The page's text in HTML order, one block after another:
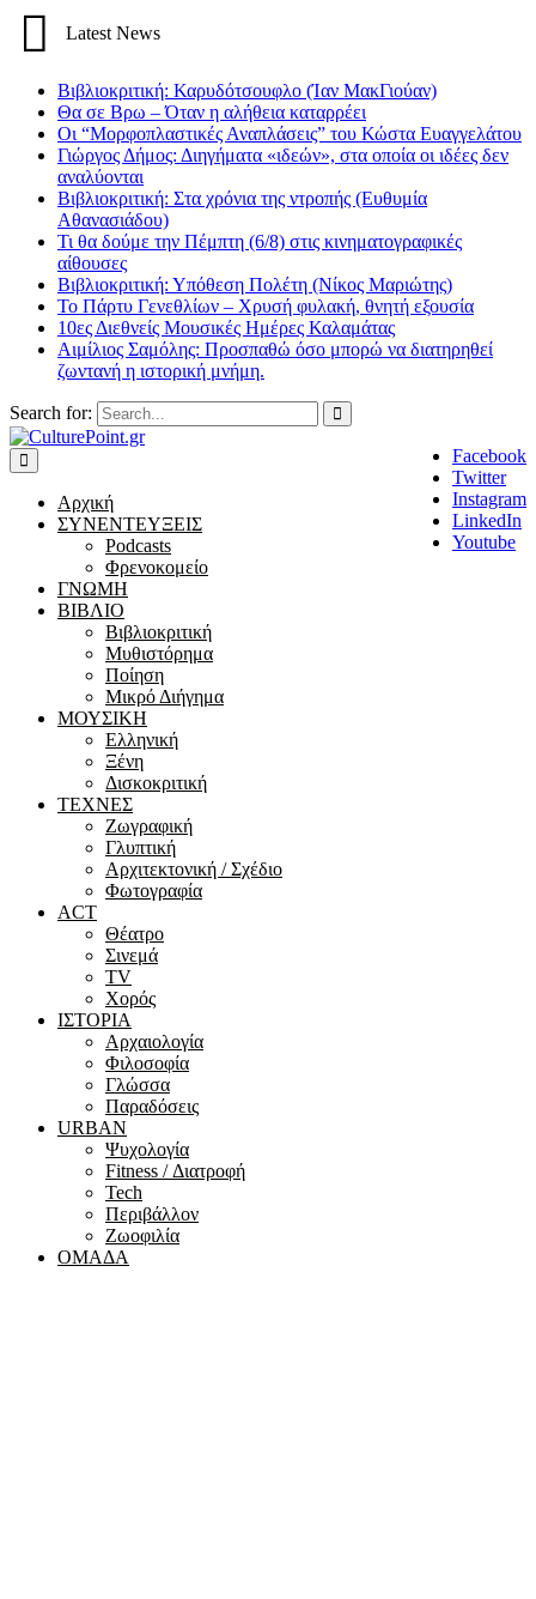
Latest News
Βιβλιοκριτική: Καρυδότσουφλο (Ίαν ΜακΓιούαν)
Θα σε Βρω – Όταν η αλήθεια καταρρέει
Οι “Μορφοπλαστικές Αναπλάσεις” του Κώστα Ευαγγελάτου
Γιώργος Δήμος: Διηγήματα «ιδεών», στα οποία οι ιδέες δεν
αναλύονται
Βιβλιοκριτική: Στα χρόνια της ντροπής (Ευθυμία
Αθανασιάδου)
Τι θα δούμε την Πέμπτη (6/8) στις κινηματογραφικές
αίθουσες
Βιβλιοκριτική: Υπόθεση Πολέτη (Νίκος Μαριώτης)
Το Πάρτυ Γενεθλίων – Χρυσή φυλακή, θνητή εξουσία
10ες Διεθνείς Μουσικές Ημέρες Καλαμάτας
Αιμίλιος Σαμόλης: Προσπαθώ όσο μπορώ να διατηρηθεί
ζωντανή η ιστορική μνήμη.
Search for:
Facebook
Twitter
Instagram
LinkedIn
Youtube
Αρχική
ΣΥΝΕΝΤΕΥΞΕΙΣ
Podcasts
Φρενοκομείο
ΓΝΩΜΗ
ΒΙΒΛΙΟ
Βιβλιοκριτική
Μυθιστόρημα
Ποίηση
Μικρό Διήγημα
ΜΟΥΣΙΚΗ
Ελληνική
Ξένη
Δισκοκριτική
ΤΕΧΝΕΣ
Ζωγραφική
Γλυπτική
Αρχιτεκτονική / Σχέδιο
Φωτογραφία
ACT
Θέατρο
Σινεμά
ΤV
Χορός
ΙΣΤΟΡΙΑ
Αρχαιολογία
Φιλοσοφία
Γλώσσα
Παραδόσεις
URBAN
Ψυχολογία
Fitness / Διατροφή
Tech
Περιβάλλον
Ζωοφιλία
ΟΜΑΔΑ